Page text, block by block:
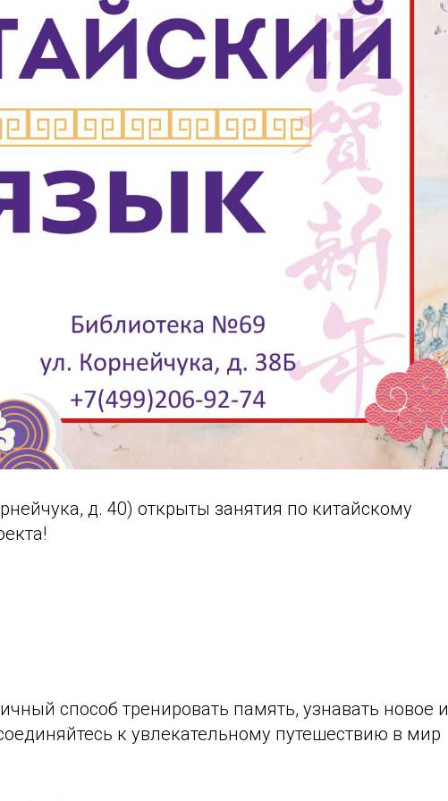
д. 40) открыты занятия по китайскому
способ тренировать память, узнавать новое и
к увлекательному путешествию в мир